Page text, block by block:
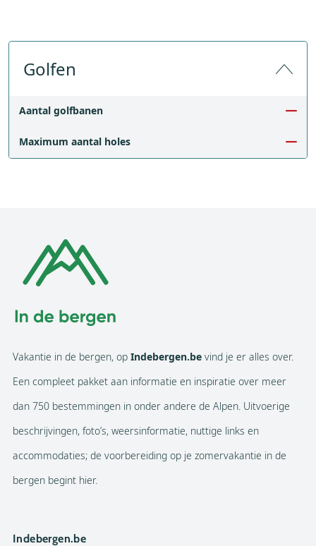
Golfen
Aantal golfbanen
Maximum aantal holes
Vakantie in de bergen, op Indebergen.be vind je er alles over.
Een compleet pakket aan informatie en inspiratie over meer
dan 750 bestemmingen in onder andere de Alpen. Uitvoerige
beschrijvingen, foto’s, weersinformatie, nuttige links en
accommodaties; de voorbereiding op je zomervakantie in de
bergen begint hier.
Indebergen.be